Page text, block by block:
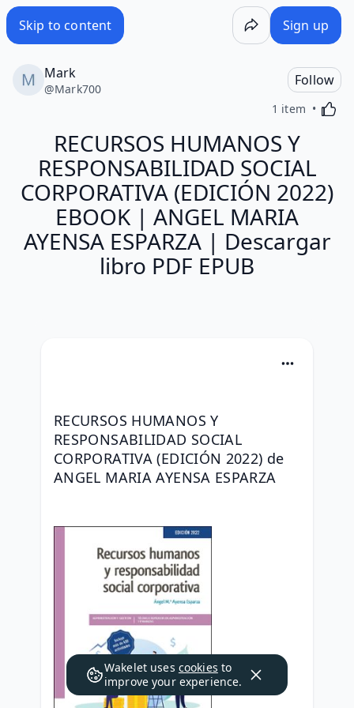
Skip to content Sign up
Mark
@Mark700
Follow
1 item
RECURSOS HUMANOS Y
RESPONSABILIDAD SOCIAL
CORPORATIVA (EDICIÓN 2022)
EBOOK | ANGEL MARIA
AYENSA ESPARZA | Descargar
libro PDF EPUB
RECURSOS HUMANOS Y
RESPONSABILIDAD SOCIAL
CORPORATIVA (EDICIÓN 2022) de
ANGEL MARIA AYENSA ESPARZA
Wakelet uses cookies to
improve your experience.